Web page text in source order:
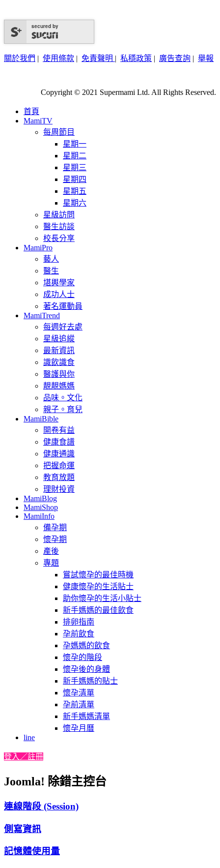
secured by
關於我們 | 使用條款 | 免責聲明 | 私穩政策 | 廣告查詢 | 舉報
Copyright © 2021 Supermami Ltd. All Rights Reserved.
首頁
MamiTV
每周節目
星期一
星期二
星期三
星期四
星期五
星期六
星級訪問
醫生訪談
校長分享
MamiPro
藝人
醫生
堪輿學家
成功人士
著名運動員
MamiTrend
每週好去處
星級追縱
最新資訊
識飲識食
醫護與你
靚靚媽媽
品味。文化
親子。育兒
MamiBible
開卷有益
健康食譜
健康通識
把握命運
教育放題
理財投資
MamiBlog
MamiShop
MamiInfo
備孕期
懷孕期
產後
專題
嘗試懷孕的最佳時機
健康懷孕的生活貼士
助你懷孕的生活小貼士
新手媽媽的最佳飲食
排卵指南
孕前飲食
孕媽媽的飲食
懷孕的階段
懷孕後的身體
新手媽媽的貼士
懷孕清單
孕前清單
新手媽媽清單
懷孕月曆
line
登入／註冊
Joomla! 除錯主控台
連線階段 (Session)
側寫資訊
記憶體使用量